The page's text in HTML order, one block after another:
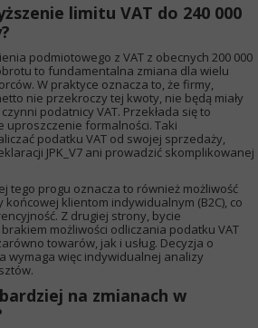
limitu VAT do 240 000
podmiotowego z VAT z obecnych 200 000
to fundamentalna zmiana dla wielu
W praktyce oznacza to, że firmy,
nie przekroczy tej kwoty, nie będą miały
podatnicy VAT. Przekłada się to
uproszczenie formalności. Taki
podatku VAT od swojej sprzedaży,
JPK_V7 ani prowadzić skomplikowanej
tego progu oznacza to również możliwość
klientom indywidualnym (B2C), co
Z drugiej strony, bycie
możliwości odliczania podatku VAT
towarów, jak i usług. Decyzja o
wymaga więc indywidualnej analizy
na zmianach w